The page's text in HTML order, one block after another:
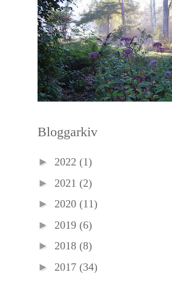
Bloggarkiv
► 2022 (1)
► 2021 (2)
► 2020 (11)
► 2019 (6)
► 2018 (8)
► 2017 (34)